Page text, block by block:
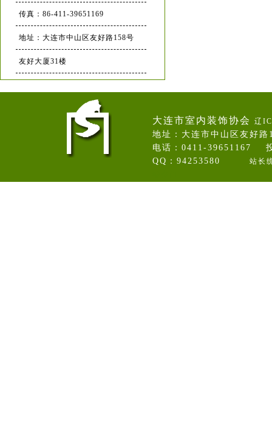
传真：86-411-39651169
地址：大连市中山区友好路158号
友好大厦31楼
大连市室内装饰协会 辽
地址：大连市中山区友好
电话：0411-39651167
QQ：94253580 站长